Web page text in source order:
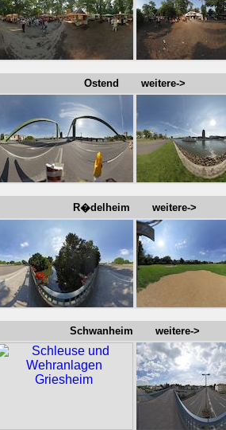
Ostend weitere->
R�delheim weitere->
Schwanheim weitere->